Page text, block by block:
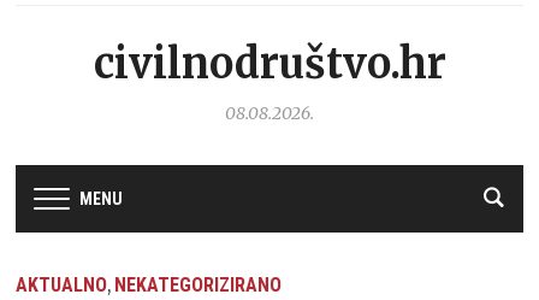
civilnodruštvo.hr
08.08.2026.
MENU
AKTUALNO, NEKATEGORIZIRANO